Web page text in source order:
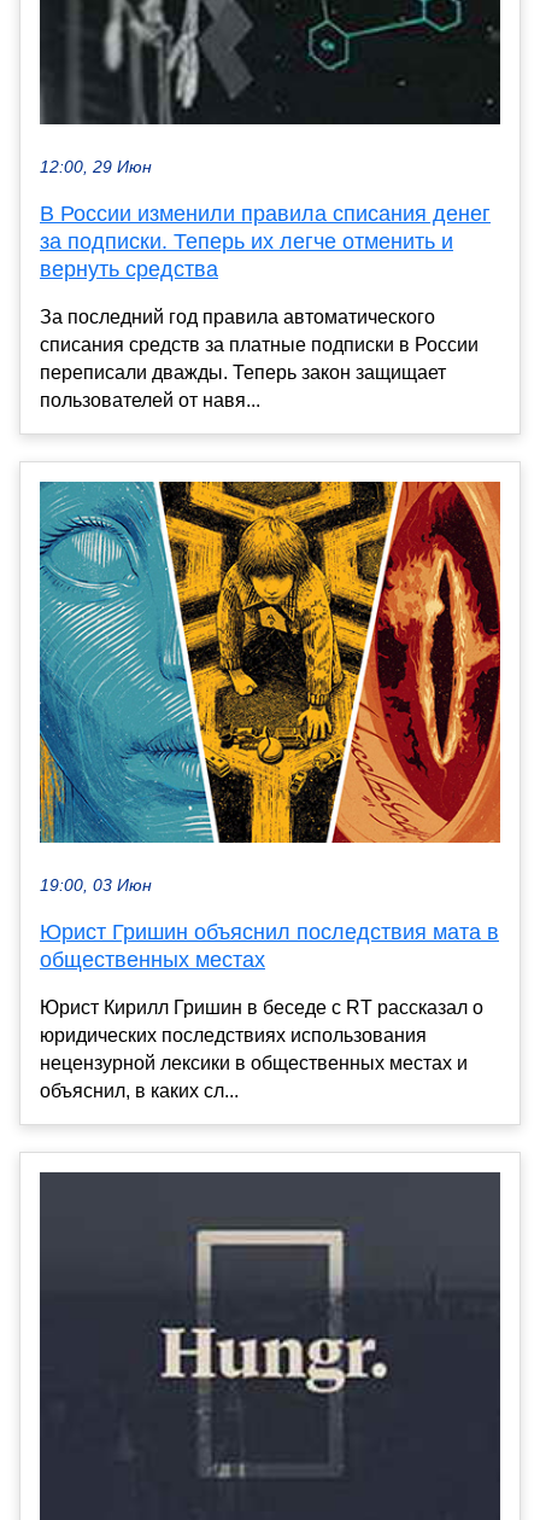
12:00, 29 Июн
В России изменили правила списания денег
за подписки. Теперь их легче отменить и
вернуть средства
За последний год правила автоматического
списания средств за платные подписки в России
переписали дважды. Теперь закон защищает
пользователей от навя...
19:00, 03 Июн
Юрист Гришин объяснил последствия мата в
общественных местах
Юрист Кирилл Гришин в беседе с RT рассказал о
юридических последствиях использования
нецензурной лексики в общественных местах и
объяснил, в каких сл...